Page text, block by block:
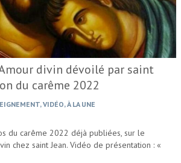
divin dévoilé par saint
du carême 2022
,VIDÉO,À LA UNE
du carême 2022 déjà publiées, sur le
chez saint Jean. Vidéo de présentation : «